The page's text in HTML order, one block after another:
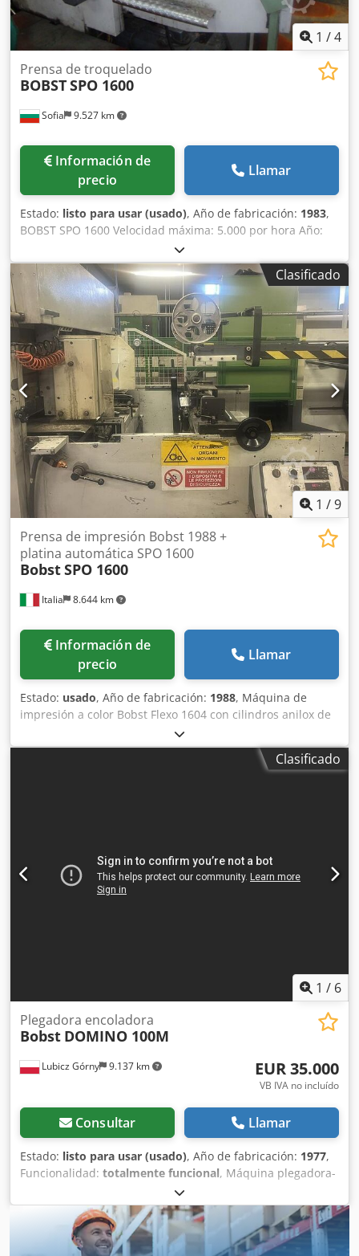
1 /4
Sofia 9.527 km
Prensa de troquelado
BOBSTSPO 1600
Información de
precio
Llamar
Estado: listo para usar (usado), Año de fabricación: 1983,
BOBST SPO 1600 Velocidad máxima: 5.000 por hora Año:
1983 Dedpfx Asxcayyoidjkr Longitud máxima: 1075 mm
Ancho máximo: 1580 mm Totalmente reacondicionada por
Bobst en 2015 Línea central
Clasificado
1 /9
Italia 8.644 km
Prensa de impresión Bobst 1988 +
platina automática SPO 1600
BobstSPO 1600
Información de
precio
Llamar
Estado: usado, Año de fabricación: 1988, Máquina de
impresión a color Bobst Flexo 1604 con cilindros anilox de
impresión inferior de 120 l/cm y 80 l/cm Transferencia
Bobst TROQUELADORA PLANA BOBST SPO 1600 formato
máx. 1100 mm x 1600 mm / 43,3" 63" con 4 grupos de
mesas elevadoras - Tamaño máximo de hoja: 1100 mm x
1600 mm / 43,3" x 63" Djdpfx Aev Ifpusidskr - Tamaño
mínimo de hoja: 520 mm x 600 mm / 20,5" x 23,6" - Fuerza
Clasificado
1 / 6
Lubicz Górny 9.137 km
Plegadora encoladora
Bobst DOMINO 100M
EUR 35.000
VB IVA no incluído
Consultar Llamar
Estado: listo para usar (usado), Año de fabricación: 1977,
Funcionalidad: totalmente funcional, Máquina plegadora-
encoladora BOBST DOMINO 100M fabricada en 1977,
diseñada para la producción de cajas plegadas y
embalajes de micro-cartón ondulado. Actualmente, la
máquina está en funcionamiento, se somete a un